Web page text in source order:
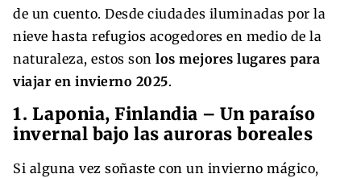
de un cuento. Desde ciudades iluminadas por la
nieve hasta refugios acogedores en medio de la
naturaleza, estos son los mejores lugares para
viajar en invierno 2025.
1. Laponia, Finlandia – Un paraíso
invernal bajo las auroras boreales
Si alguna vez soñaste con un invierno mágico,